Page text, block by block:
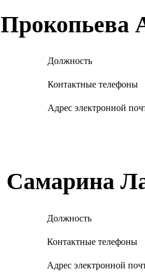
Прокопьева
Должность
Контактные телефоны
Адрес электронной
Самарина
Должность
Контактные телефоны
Адрес электронной